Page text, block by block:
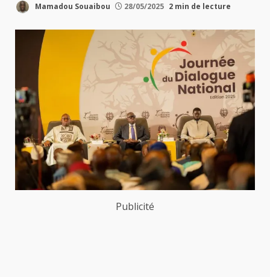
Mamadou Souaibou 28/05/2025 2 min de lecture
Publicité